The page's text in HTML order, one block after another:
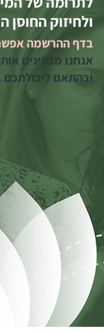
ולחיזוק החוסן
בדף ההרשמה
אנחנו מזמינים
ובהתאם ליכולתכם